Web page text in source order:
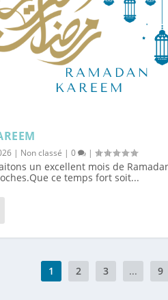
| Non classé | 0 |
un excellent mois de
ce temps fort soit...
1 2 3 ... 9